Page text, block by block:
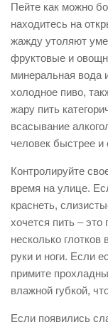
Пейте как можно
находитесь на
жажду утоляют
фруктовые и
минеральная вода
холодное пиво,
жару пить
всасывание
человек быстрее и
Контролируйте
время на улице.
краснеть,
хочется пить –
несколько
руки и ноги. Если
примите
влажной губкой,
Если появились